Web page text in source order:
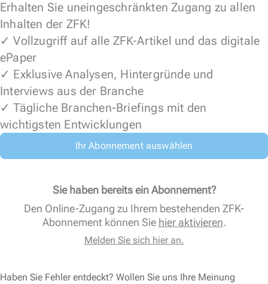
Erhalten Sie uneingeschränkten Zugang zu allen
Inhalten der ZFK!
✓ Vollzugriff auf alle ZFK-Artikel und das digitale
ePaper
✓ Exklusive Analysen, Hintergründe und
Interviews aus der Branche
✓ Tägliche Branchen-Briefings mit den
wichtigsten Entwicklungen
Ihr Abonnement auswählen
Sie haben bereits ein Abonnement?
Den Online-Zugang zu Ihrem bestehenden ZFK-
Abonnement können Sie hier aktivieren.
Melden Sie sich hier an.
Haben Sie Fehler entdeckt? Wollen Sie uns Ihre Meinung